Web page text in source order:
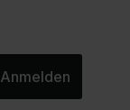
Anmelden